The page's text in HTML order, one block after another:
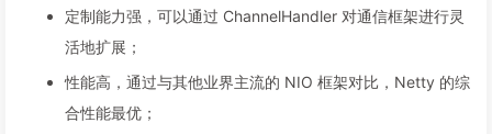
定制能力强，可以通过 ChannelHandler 对通信框架进行灵
活地扩展；
性能高，通过与其他业界主流的 NIO 框架对比，Netty 的综
合性能最优；